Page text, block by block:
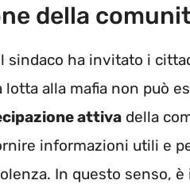
della
sindaco ha invitato i
alla mafia non può
attiva della
informazioni utili e
In questo senso,